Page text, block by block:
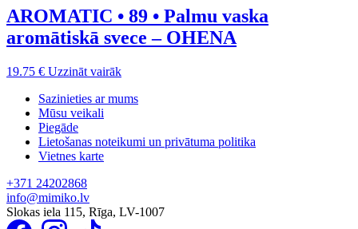
AROMATIC • 89 • Palmu vaska
aromātiskā svece – OHENA
19.75 € Uzzināt vairāk
Sazinieties ar mums
Mūsu veikali
Piegāde
Lietošanas noteikumi un privātuma politika
Vietnes karte
+371 24202868
info@mimiko.lv
Slokas iela 115, Rīga, LV-1007